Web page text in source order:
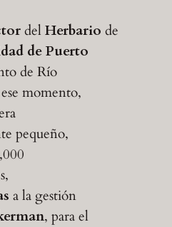
delHerbario de
de Puerto
de Río
momento,
pequeño,
a la gestión
, para el